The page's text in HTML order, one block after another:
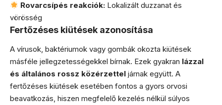
Rovarcsípés reakciók: Lokalizált duzzanat és
vörösség
Fertőzéses kiütések azonosítása
A vírusok, baktériumok vagy gombák okozta kiütések
másféle jellegzetességekkel bírnak. Ezek gyakran lázzal
és általános rossz közérzettel járnak együtt. A
fertőzéses kiütések esetében fontos a gyors orvosi
beavatkozás, hiszen megfelelő kezelés nélkül súlyos